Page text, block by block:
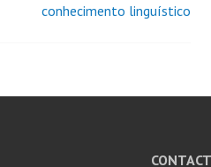
conhecimento linguístico